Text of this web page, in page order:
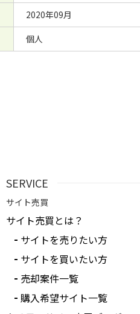
2020年09月
個人
SERVICE
サイト売買
サイト売買とは？
サイトを売りたい方
サイトを買いたい方
売却案件一覧
購入希望サイト一覧